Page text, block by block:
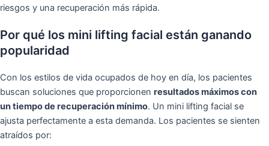
riesgos y una recuperación más rápida.
Por qué los mini lifting facial están ganando
popularidad
Con los estilos de vida ocupados de hoy en día, los pacientes
buscan soluciones que proporcionen resultados máximos con
un tiempo de recuperación mínimo. Un mini lifting facial se
ajusta perfectamente a esta demanda. Los pacientes se sienten
atraídos por: